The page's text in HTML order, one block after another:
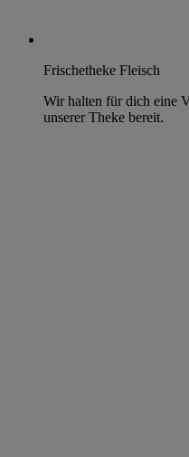
Frischetheke Fleisch
Wir halten für dich eine
unserer Theke bereit.